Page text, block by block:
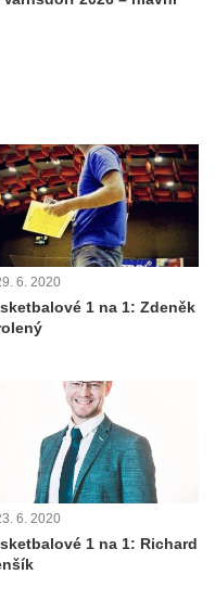
6. 2020
1 na 1: Zdeněk
6. 2020
1 na 1: Richard